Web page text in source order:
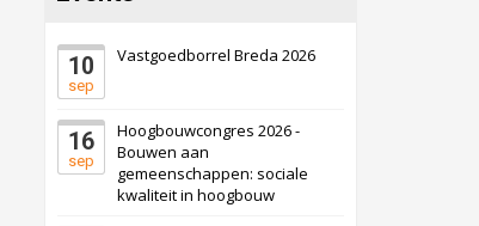
10
sep
Vastgoedborrel Breda 2026
16
sep
Hoogbouwcongres 2026 -
Bouwen aan
gemeenschappen: sociale
kwaliteit in hoogbouw